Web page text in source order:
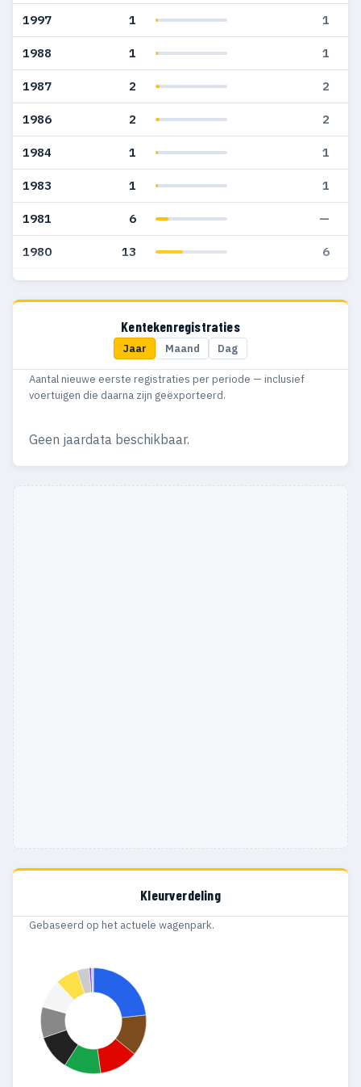
1997 1 1
1988 1 1
1987 2 2
1986 2 2
1984 1 1
1983 1 1
1981 6 —
1980 13 6
1979 34 11
9
1976 9
1973 9 7
Kentekenregistraties
Jaar Maand Dag
Aantal nieuwe eerste registraties per periode — inclusief
voertuigen die daarna zijn geëxporteerd.
Geen jaardata beschikbaar.
Kleurverdeling
Gebaseerd op het actuele wagenpark.